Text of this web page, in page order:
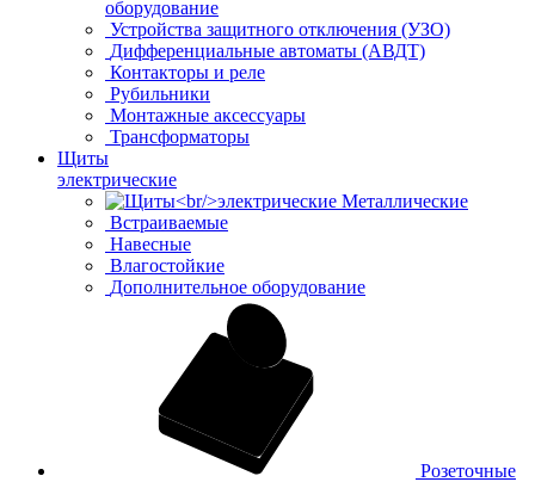
оборудование
Устройства защитного отключения (УЗО)
Дифференциальные автоматы (АВДТ)
Контакторы и реле
Рубильники
Монтажные аксессуары
Трансформаторы
Щиты
электрические
Металлические
Встраиваемые
Навесные
Влагостойкие
Дополнительное оборудование
Розеточные